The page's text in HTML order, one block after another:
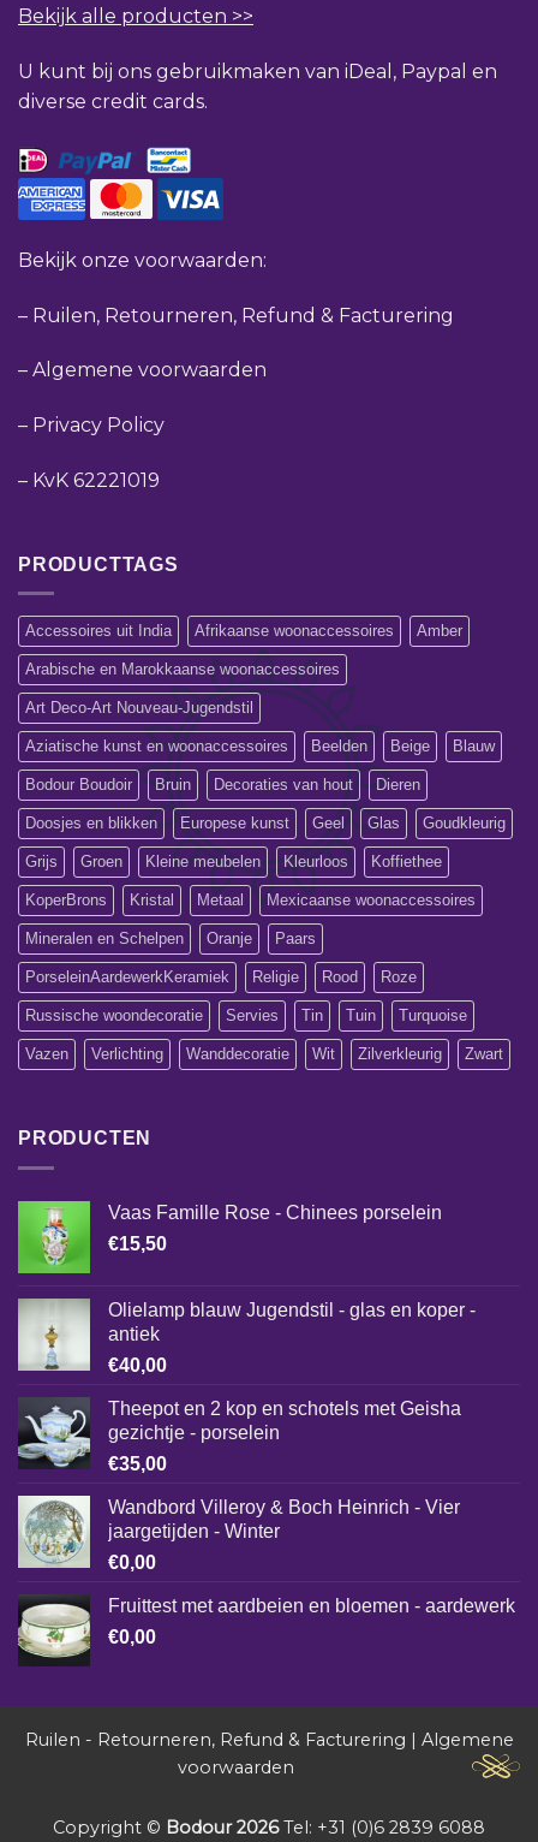
Bekijk alle producten >>
U kunt bij ons gebruikmaken van iDeal, Paypal en
diverse credit cards.
Bekijk onze voorwaarden:
– Ruilen, Retourneren, Refund & Facturering
– Algemene voorwaarden
– Privacy Policy
– KvK 62221019
PRODUCTTAGS
Accessoires uit India Afrikaanse woonaccessoires Amber
Arabische en Marokkaanse woonaccessoires
Art Deco-Art Nouveau-Jugendstil
Aziatische kunst en woonaccessoires Beelden Beige Blauw
Bodour Boudoir Bruin Decoraties van hout Dieren
Doosjes en blikken Europese kunst Geel Glas Goudkleurig
Grijs Groen Kleine meubelen Kleurloos Koffiethee
KoperBrons Kristal Metaal Mexicaanse woonaccessoires
Mineralen en Schelpen Oranje Paars
PorseleinAardewerkKeramiek Religie Rood Roze
Russische woondecoratie Servies Tin Tuin Turquoise
Vazen Verlichting Wanddecoratie Wit Zilverkleurig Zwart
PRODUCTEN
Vaas Famille Rose - Chinees porselein
€15,50
Olielamp blauw Jugendstil - glas en koper -
antiek
€40,00
Theepot en 2 kop en schotels met Geisha
gezichtje - porselein
€35,00
Wandbord Villeroy & Boch Heinrich - Vier
jaargetijden - Winter
€0,00
Fruittest met aardbeien en bloemen - aardewerk
€0,00
Ruilen - Retourneren, Refund & Facturering
Algemene
voorwaarden
Copyright © Bodour 2026Tel: +31 (0)6 2839 6088